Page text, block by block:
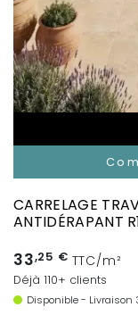
CARRELAGE
ANTIDÉRAPANT
33,25 € TTC/m²
Déjà 110+ clients
Disponible - Livraison